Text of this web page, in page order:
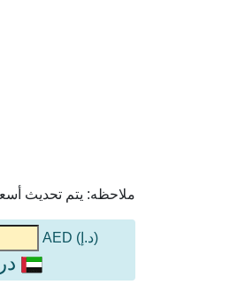
ملاحظه: يتم تحديث
(د.إ) AED